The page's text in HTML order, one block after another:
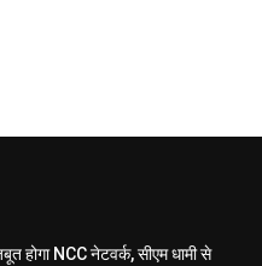
होगा NCC नेटवर्क, सीएम धामी से